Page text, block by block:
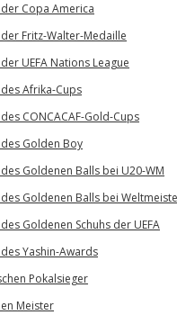
Copa America
Fritz-Walter-Medaille
UEFA Nations League
Afrika-Cups
CONCACAF-Gold-Cups
Golden Boy
Goldenen Balls bei U20-WM
Goldenen Balls bei
Goldenen Schuhs der UEFA
Yashin-Awards
Pokalsieger
Meister